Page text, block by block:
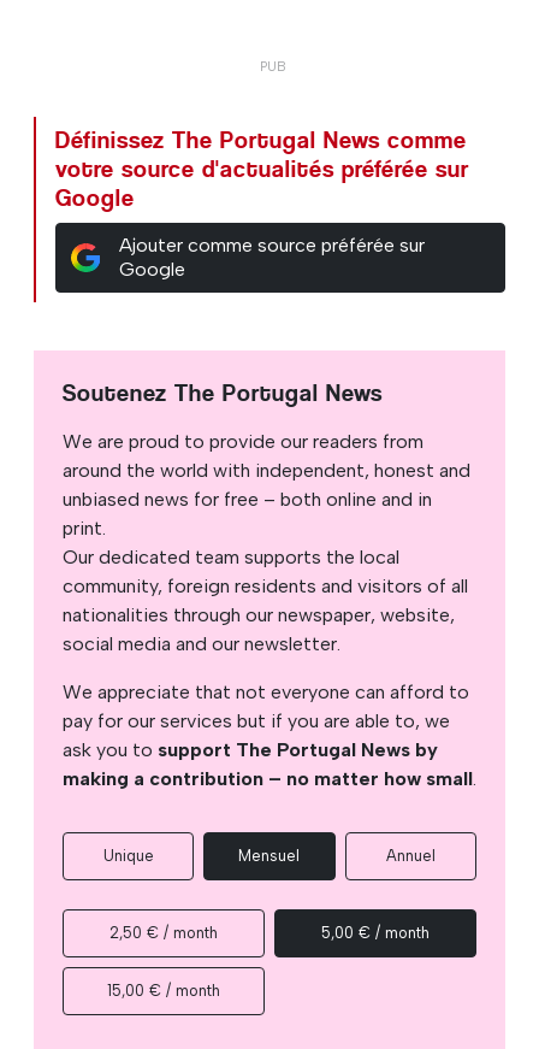
Définissez The Portugal News comme
votre source d'actualités préférée sur
Google
Ajouter comme source préférée sur
Google
Soutenez The Portugal News
We are proud to provide our readers from
around the world with independent, honest and
unbiased news for free – both online and in
print.
Our dedicated team supports the local
community, foreign residents and visitors of all
nationalities through our newspaper, website,
social media and our newsletter.
We appreciate that not everyone can afford to
pay for our services but if you are able to, we
ask you to support The Portugal News by
making a contribution – no matter how small.
Unique Mensuel Annuel
2,50 € / month 5,00 € / month
15,00 € / month